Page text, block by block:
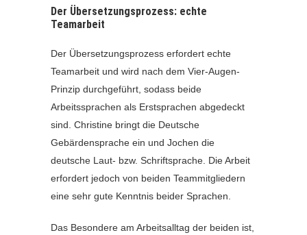
Der Übersetzungsprozess: echte
Teamarbeit
Der Übersetzungsprozess erfordert echte
Teamarbeit und wird nach dem Vier-Augen-
Prinzip durchgeführt, sodass beide
Arbeitssprachen als Erstsprachen abgedeckt
sind. Christine bringt die Deutsche
Gebärdensprache ein und Jochen die
deutsche Laut- bzw. Schriftsprache. Die Arbeit
erfordert jedoch von beiden Teammitgliedern
eine sehr gute Kenntnis beider Sprachen.
Das Besondere am Arbeitsalltag der beiden ist,